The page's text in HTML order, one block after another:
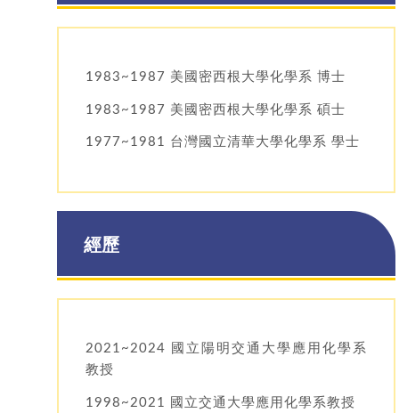
1983~1987 美國密西根大學化學系 博士
1983~1987 美國密西根大學化學系 碩士
1977~1981 台灣國立清華大學化學系 學士
經歷
2021~2024 國立陽明交通大學應用化學系
教授
1998~2021 國立交通大學應用化學系教授